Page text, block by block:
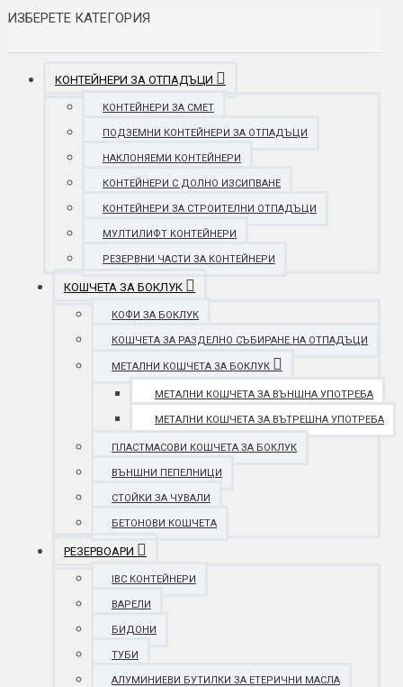
ИЗБЕРЕТЕ КАТЕГОРИЯ
КОНТЕЙНЕРИ ЗА ОТПАДЪЦИ
КОНТЕЙНЕРИ ЗА СМЕТ
ПОДЗЕМНИ КОНТЕЙНЕРИ ЗА ОТПАДЪЦИ
НАКЛОНЯЕМИ КОНТЕЙНЕРИ
КОНТЕЙНЕРИ С ДОЛНО ИЗСИПВАНЕ
КОНТЕЙНЕРИ ЗА СТРОИТЕЛНИ ОТПАДЪЦИ
МУЛТИЛИФТ КОНТЕЙНЕРИ
РЕЗЕРВНИ ЧАСТИ ЗА КОНТЕЙНЕРИ
КОШЧЕТА ЗА БОКЛУК
КОФИ ЗА БОКЛУК
КОШЧЕТА ЗА РАЗДЕЛНО СЪБИРАНЕ НА ОТПАДЪЦИ
МЕТАЛНИ КОШЧЕТА ЗА БОКЛУК
МЕТАЛНИ КОШЧЕТА ЗА ВЪНШНА УПОТРЕБА
МЕТАЛНИ КОШЧЕТА ЗА ВЪТРЕШНА УПОТРЕБА
ПЛАСТМАСОВИ КОШЧЕТА ЗА БОКЛУК
ВЪНШНИ ПЕПЕЛНИЦИ
СТОЙКИ ЗА ЧУВАЛИ
БЕТОНОВИ КОШЧЕТА
РЕЗЕРВОАРИ
IBC КОНТЕЙНЕРИ
ВАРЕЛИ
БИДОНИ
ТУБИ
АЛУМИНИЕВИ БУТИЛКИ ЗА ЕТЕРИЧНИ МАСЛА